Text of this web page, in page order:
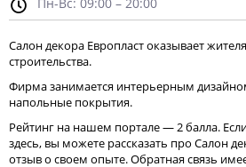
Пн-Вс: 09:00 – 20:00
Салон декора Европласт оказывает
строительства.
Фирма занимается интерьерным
напольные покрытия.
Рейтинг на нашем портале — 2 балла.
здесь, вы можете рассказать про Салон
отзыв о своем опыте. Обратная связь